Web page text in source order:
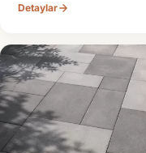
mekan projelerine farklı
özel parke taşı
modellerinden biridir.
Estetik görünüm isteyen
peyzaj ve çevre
düzenleme projelerinde
sık tercih edilir.
Detaylar